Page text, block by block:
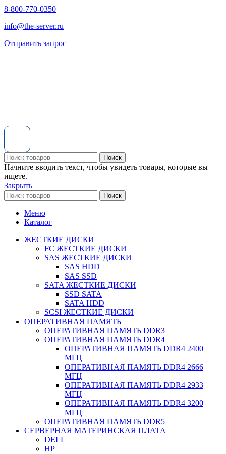
8-800-770-0350
info@the-server.ru
Отправить запрос
Поиск
Начните вводить текст, чтобы увидеть товары, которые вы
ищете.
Закрыть
Поиск
Меню
Каталог
ЖЕСТКИЕ ДИСКИ
FC ЖЕСТКИЕ ДИСКИ
SAS ЖЕСТКИЕ ДИСКИ
SAS HDD
SAS SSD
SATA ЖЕСТКИЕ ДИСКИ
SSD SATA
SATA HDD
SCSI ЖЕСТКИЕ ДИСКИ
ОПЕРАТИВНАЯ ПАМЯТЬ
ОПЕРАТИВНАЯ ПАМЯТЬ DDR3
ОПЕРАТИВНАЯ ПАМЯТЬ DDR4
ОПЕРАТИВНАЯ ПАМЯТЬ DDR4 2400
МГЦ
ОПЕРАТИВНАЯ ПАМЯТЬ DDR4 2666
МГЦ
ОПЕРАТИВНАЯ ПАМЯТЬ DDR4 2933
МГЦ
ОПЕРАТИВНАЯ ПАМЯТЬ DDR4 3200
МГЦ
ОПЕРАТИВНАЯ ПАМЯТЬ DDR5
СЕРВЕРНАЯ МАТЕРИНСКАЯ ПЛАТА
DELL
HP